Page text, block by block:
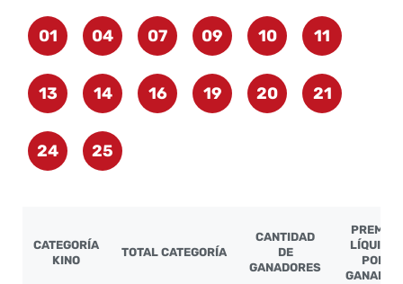
01 04 07 09 10 11
13 14 16 19 20 21
24 25
CATEGORÍA
KINO
TOTAL CATEGORÍA
CANTIDAD
DE
GANADORES
PREMIO
LÍQUIDO
POR
GANADOR